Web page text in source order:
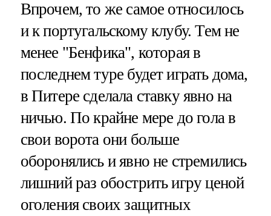
Впрочем, то же самое относилось
и к португальскому клубу. Тем не
менее "Бенфика", которая в
последнем туре будет играть дома,
в Питере сделала ставку явно на
ничью. По крайне мере до гола в
свои ворота они больше
оборонялись и явно не стремились
лишний раз обострить игру ценой
оголения своих защитных